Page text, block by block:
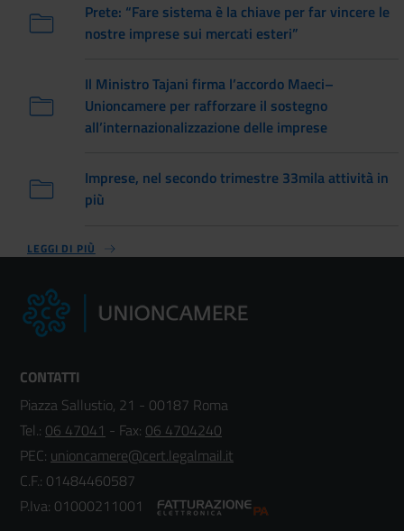
Prete: “Fare sistema è la chiave per far vincere le
nostre imprese sui mercati esteri”
Il Ministro Tajani firma l’accordo Maeci–
Unioncamere per rafforzare il sostegno
all’internazionalizzazione delle imprese
Imprese, nel secondo trimestre 33mila attività in
più
LEGGI DI PIÙ
CONTATTI
Piazza Sallustio, 21 - 00187 Roma
Tel.: 06 47041 - Fax: 06 4704240
PEC: unioncamere@cert.legalmail.it
C.F.: 01484460587
P.Iva: 01000211001